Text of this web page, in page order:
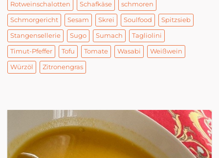
Rotweinschalotten Schafkäse schmoren
Schmorgericht Sesam Skrei Soulfood Spitzsieb
Stangensellerie Sugo Sumach Tagliolini
Timut-Pfeffer Tofu Tomate Wasabi Weißwein
Würzöl Zitronengras